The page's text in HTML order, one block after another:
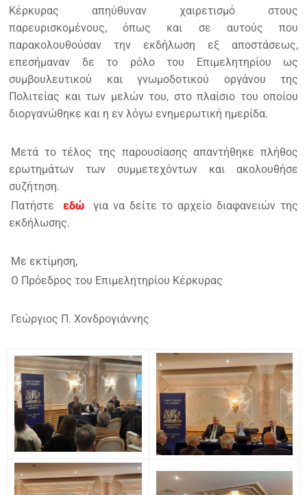
Κέρκυρας απηύθυναν χαιρετισμό στους
παρευρισκομένους, όπως και σε αυτούς που
παρακολουθούσαν την εκδήλωση εξ αποστάσεως,
επεσήμαναν δε το ρόλο του Επιμελητηρίου ως
συμβουλευτικού και γνωμοδοτικού οργάνου της
Πολιτείας και των μελών του, στο πλαίσιο του οποίου
διοργανώθηκε και η εν λόγω ενημερωτική ημερίδα.
Μετά το τέλος της παρουσίασης απαντήθηκε πλήθος
ερωτημάτων των συμμετεχόντων και ακολουθήσε
συζήτηση.
Πατήστε
εδώ
για να δείτε το αρχείο διαφανειών της
εκδήλωσης.
Με εκτίμηση,
Ο Πρόεδρος του Επιμελητηρίου Κέρκυρας
Γεώργιος Π. Χονδρογιάννης